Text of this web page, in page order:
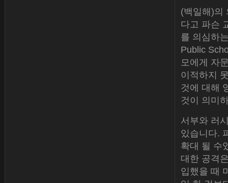
(백일해)의
다고 파슨
를 의심하
Public
모에게 자
이적하지
것에 대해
것이 의미
서부와 러
있습니다.
확대 될 수
대한 공격
입했을 때